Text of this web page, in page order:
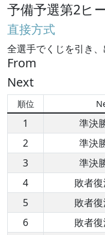
予備予選第2ヒ
直接方式
全選手でくじを引き
From
Next
順位
1 準決
2
準決
3
準決
4
敗者
5
敗者
6
敗者